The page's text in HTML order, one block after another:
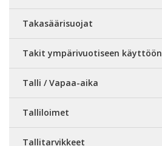
Takasäärisuojat
Takit ympärivuotiseen käyttöön
Talli / Vapaa-aika
Talliloimet
Tallitarvikkeet